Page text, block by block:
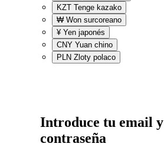
KZT Tenge kazako
₩ Won surcoreano
¥ Yen japonés
CNY Yuan chino
PLN Zloty polaco
Introduce tu email y
contraseña